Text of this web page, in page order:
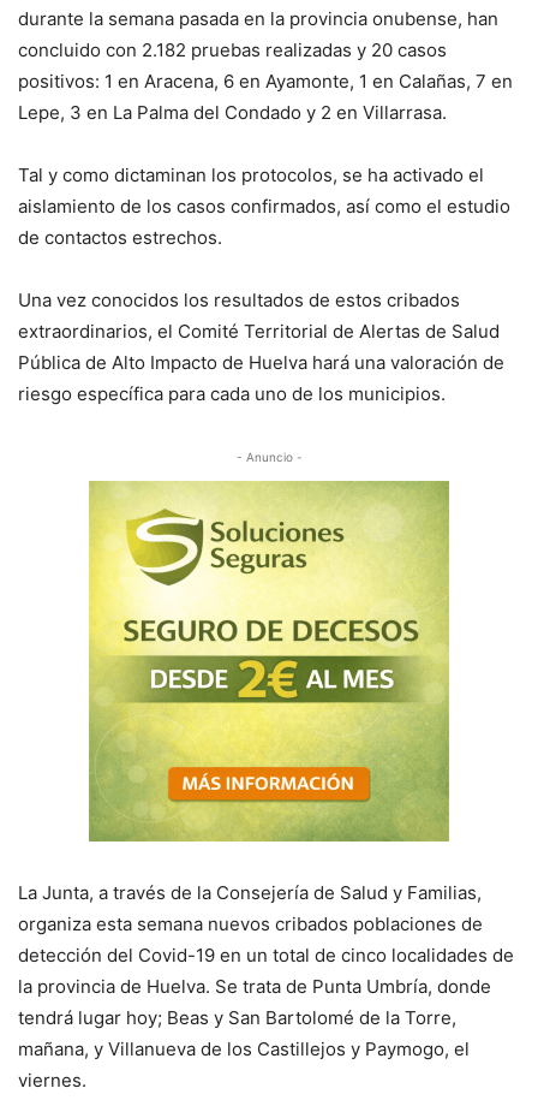
durante la semana pasada en la provincia onubense, han
concluido con 2.182 pruebas realizadas y 20 casos
positivos: 1 en Aracena, 6 en Ayamonte, 1 en Calañas, 7 en
Lepe, 3 en La Palma del Condado y 2 en Villarrasa.
Tal y como dictaminan los protocolos, se ha activado el
aislamiento de los casos confirmados, así como el estudio
de contactos estrechos.
Una vez conocidos los resultados de estos cribados
extraordinarios, el Comité Territorial de Alertas de Salud
Pública de Alto Impacto de Huelva hará una valoración de
riesgo específica para cada uno de los municipios.
- Anuncio -
La Junta, a través de la Consejería de Salud y Familias,
organiza esta semana nuevos cribados poblaciones de
detección del Covid-19 en un total de cinco localidades de
la provincia de Huelva. Se trata de Punta Umbría, donde
tendrá lugar hoy; Beas y San Bartolomé de la Torre,
mañana, y Villanueva de los Castillejos y Paymogo, el
viernes.